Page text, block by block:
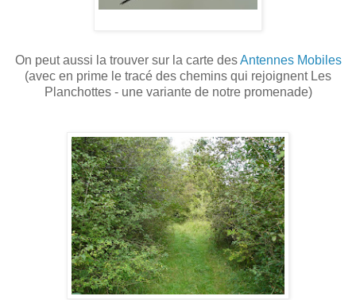
On peut aussi la trouver sur la carte desAntennes Mobiles
(avec en prime le tracé des chemins qui rejoignent Les
Planchottes - une variante de notre promenade)